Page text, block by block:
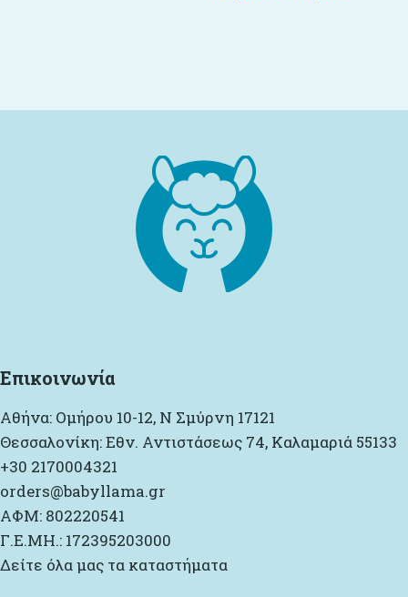
Επικοινωνία
Αθήνα: Ομήρου 10-12, Ν Σμύρνη 17121
Θεσσαλονίκη: Εθν. Αντιστάσεως 74, Καλαμαριά 55133
+30 2170004321
orders@babyllama.gr
ΑΦΜ: 802220541
Γ.Ε.ΜΗ.: 172395203000
Δείτε όλα μας τα καταστήματα